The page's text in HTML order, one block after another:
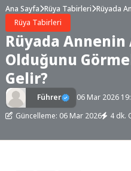
Ana Sayfa Rüya Tabirleri Rüyada
Rüya Tabirleri
Rüyada
Olduğunu
Gelir?
Führer
06 Mar 2026
Güncelleme: 06 Mar 2026
4 dk.